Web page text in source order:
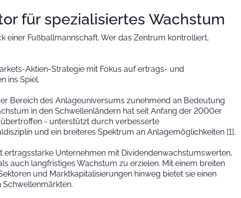
für spezialisiertes Wachstum
einer Fußballmannschaft. Wer das Zentrum kontrolliert,
Aktien-Strategie mit Fokus auf ertrags- und
ins Spiel.
Bereich des Anlageuniversums zunehmend an Bedeutung
in den Schwellenländern hat seit Anfang der 2000er
- unterstützt durch verbesserte
und ein breiteres Spektrum an Anlagemöglichkeiten [1].
ertragsstarke Unternehmen mit Dividendenwachstumswerten,
auch langfristiges Wachstum zu erzielen. Mit einem breiten
und Marktkapitalisierungen hinweg bietet sie einen